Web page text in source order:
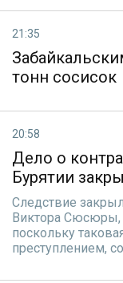
21:35
тонн сосисок
20:58
Дело о
Бурятии
Следствие
Виктора Сюсюры,
поскольку
преступлением,